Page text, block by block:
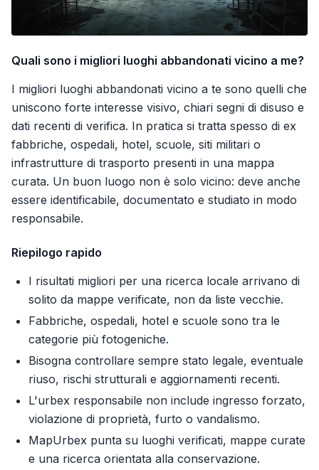
Quali sono i migliori luoghi abbandonati vicino a me?
I migliori luoghi abbandonati vicino a te sono quelli che
uniscono forte interesse visivo, chiari segni di disuso e
dati recenti di verifica. In pratica si tratta spesso di ex
fabbriche, ospedali, hotel, scuole, siti militari o
infrastrutture di trasporto presenti in una mappa
curata. Un buon luogo non è solo vicino: deve anche
essere identificabile, documentato e studiato in modo
responsabile.
Riepilogo rapido
I risultati migliori per una ricerca locale arrivano di
solito da mappe verificate, non da liste vecchie.
Fabbriche, ospedali, hotel e scuole sono tra le
categorie più fotogeniche.
Bisogna controllare sempre stato legale, eventuale
riuso, rischi strutturali e aggiornamenti recenti.
L'urbex responsabile non include ingresso forzato,
violazione di proprietà, furto o vandalismo.
MapUrbex punta su luoghi verificati, mappe curate
e una ricerca orientata alla conservazione.